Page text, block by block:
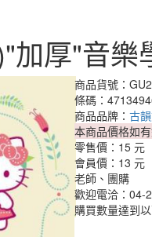
加厚"音樂
商品貨號：
條碼：
商品品牌：古
本商品價格如
零售價： 15 元
會員價： 13 元
老師、團購
歡迎電洽：04-
購買數量達到